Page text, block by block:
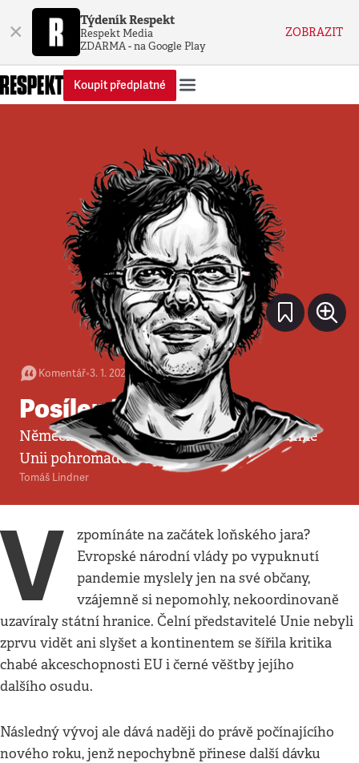
× Týdeník Respekt
Respekt Media
ZDARMA - na Google Play
ZOBRAZIT
Koupit předplatné
Komentář•3. 1. 2021• 4minuty
Posílená Evropa
Německé předsednictví udrželo za pandemie
Unii pohromadě. To je velká věc.
Tomáš Lindner
V
zpomínáte na začátek loňského jara?
Evropské národní vlády po vypuknutí
pandemie myslely jen na své občany,
vzájemně si nepomohly, nekoordinovaně
uzavíraly státní hranice. Čelní představitelé Unie nebyli
zprvu vidět ani slyšet a kontinentem se šířila kritika
chabé akceschopnosti EU i černé věštby jejího
dalšího osudu.
Následný vývoj ale dává naději do právě počínajícího
nového roku, jenž nepochybně přinese další dávku